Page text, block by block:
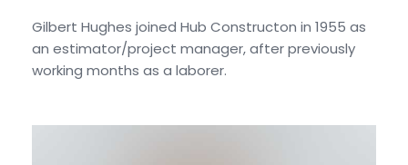
Gilbert Hughes joined Hub Constructon in 1955 as
an estimator/project manager, after previously
working months as a laborer.